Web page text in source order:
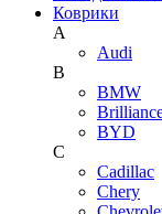
Коврики
A
Audi
B
BMW
BYD
C
Cadillac
Chery